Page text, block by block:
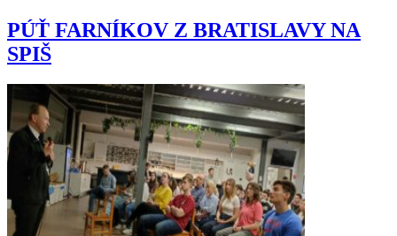
PÚŤ FARNÍKOV Z BRATISLAVY NA
SPIŠ